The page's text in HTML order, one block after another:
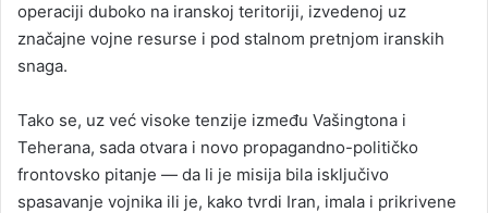
operaciji duboko na iranskoj teritoriji, izvedenoj uz
značajne vojne resurse i pod stalnom pretnjom iranskih
snaga.
Tako se, uz već visoke tenzije između Vašingtona i
Teherana, sada otvara i novo propagandno-političko
frontovsko pitanje — da li je misija bila isključivo
spasavanje vojnika ili je, kako tvrdi Iran, imala i prikrivene